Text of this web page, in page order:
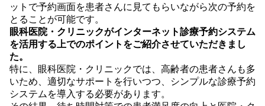
ットで予約画面を患者さんに見てもらいながら次の予約を
とることが可能です。
眼科医院・クリニックがインターネット診療予約システム
を活用する上でのポイントをご紹介させていただきまし
た。
特に、眼科医院・クリニックでは、高齢者の患者さんも多
いため、適切なサポートを行いつつ、シンプルな診療予約
システムを導入する必要があります。